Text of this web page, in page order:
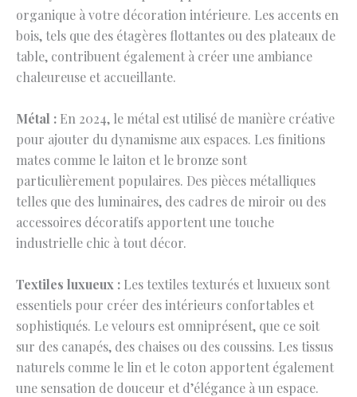
organique à votre décoration intérieure. Les accents en
bois, tels que des étagères flottantes ou des plateaux de
table, contribuent également à créer une ambiance
chaleureuse et accueillante.
Métal : En 2024, le métal est utilisé de manière créative
pour ajouter du dynamisme aux espaces. Les finitions
mates comme le laiton et le bronze sont
particulièrement populaires. Des pièces métalliques
telles que des luminaires, des cadres de miroir ou des
accessoires décoratifs apportent une touche
industrielle chic à tout décor.
Textiles luxueux : Les textiles texturés et luxueux sont
essentiels pour créer des intérieurs confortables et
sophistiqués. Le velours est omniprésent, que ce soit
sur des canapés, des chaises ou des coussins. Les tissus
naturels comme le lin et le coton apportent également
une sensation de douceur et d’élégance à un espace.